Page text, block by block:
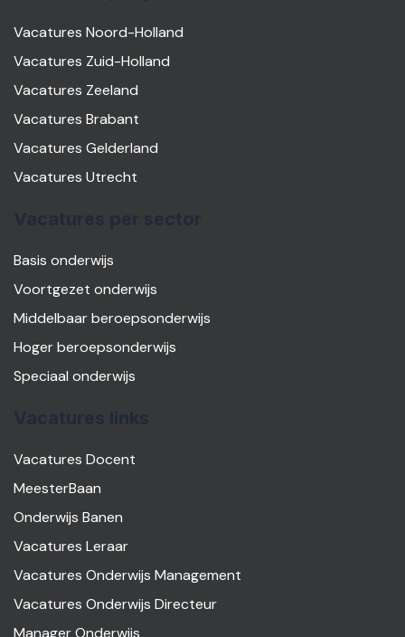
Vacatures Noord-Holland
Vacatures Zuid-Holland
Vacatures Zeeland
Vacatures Brabant
Vacatures Gelderland
Vacatures Utrecht
Basis onderwijs
Voortgezet onderwijs
Middelbaar beroepsonderwijs
Hoger beroepsonderwijs
Speciaal onderwijs
Vacatures Docent
MeesterBaan
Onderwijs Banen
Vacatures Leraar
Vacatures Onderwijs Management
Vacatures Onderwijs Directeur
Manager Onderwijs